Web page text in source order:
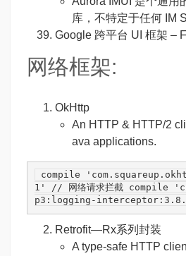
库，不特定于任何 IM
Google 跨平台 UI 框架 –
网络框架:
OkHttp
An HTTP & HTTP/2
ava applications.
compile
1'
// 网络请求拦截 compile
p3:logging-
Retrofit—Rx系列封装
A type-safe HTTP